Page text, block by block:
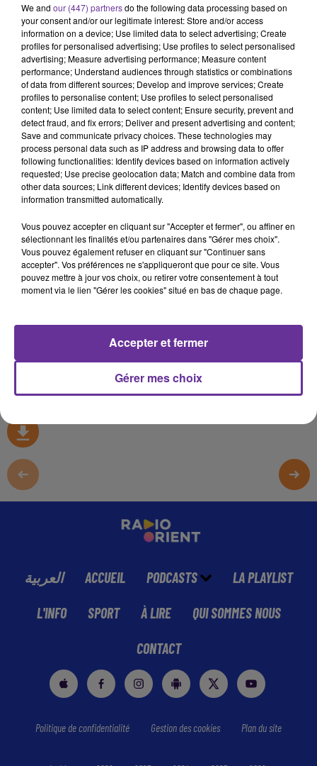
RADIO ORIENT SPORT
22 octobre 2019 - 15 min 10 sec
LE JOURNAL DU SPORT
Radio Orient
RADIO ORIENT SPORT
ونبدأها اليوممن الكويت ودورة المرأة الخليجية ونجول على
ملاعب كرة القدم العربية والإفريقية....
Bienvenue dans le journal dusportde Radio Orient et
direction le Koweit et lesportféminin aux pays du golfe ;
et Africain …
0:00 15 min 10 sec
العربية ACCUEIL PODCASTS LA PLAYLIST
L'INFO SPORT À LIRE QUI SOMMES NOUS
CONTACT
Politique de confidentialité Gestion des cookies Plan du site
We and our (447) partnersdo the following data processing based on
your consent and/or our legitimate interest: Store and/or access
information on a device; Use limited data to select advertising; Create
profiles for personalised advertising; Use profiles to select personalised
advertising; Measure advertising performance; Measure content
performance; Understand audiences through statistics or combinations
of data from different sources; Develop and improve services; Create
profiles to personalise content; Use profiles to select personalised
content; Use limited data to select content; Ensure security, prevent and
detect fraud, and fix errors; Deliver and present advertising and content;
Save and communicate privacy choices. These technologies may
process personal data such as IP address and browsing data to offer
following functionalities: Identify devices based on information actively
requested; Use precise geolocation data; Match and combine data from
other data sources; Link different devices; Identify devices based on
information transmitted automatically.
Vous pouvez accepter en cliquant sur "Accepter et fermer", ou affiner en
sélectionnant les finalités et/ou partenaires dans "Gérer mes choix".
Vous pouvez également refuser en cliquant sur "Continuer sans
accepter". Vos préférences ne s'appliqueront que pour ce site. Vous
pouvez mettre à jour vos choix, ou retirer votre consentement à tout
moment via le lien "Gérer les cookies" situé en bas de chaque page.
Gérer mes choix
Accepter et fermer